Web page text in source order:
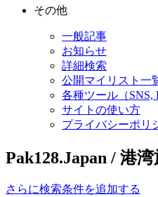
その他
一般記事
お知らせ
詳細検索
公開マイリスト一
各種ツール（SNS,
サイトの使い方
プライバシーポリ
Pak128.Japan / 港
さらに検索条件を追加する